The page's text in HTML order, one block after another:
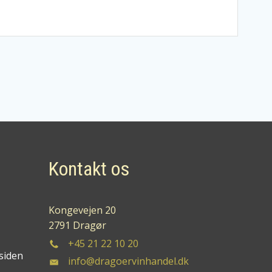
Kontakt os
Kongevejen 20
2791 Dragør
+45 21 22 10 20
info@dragoervinhandel.dk